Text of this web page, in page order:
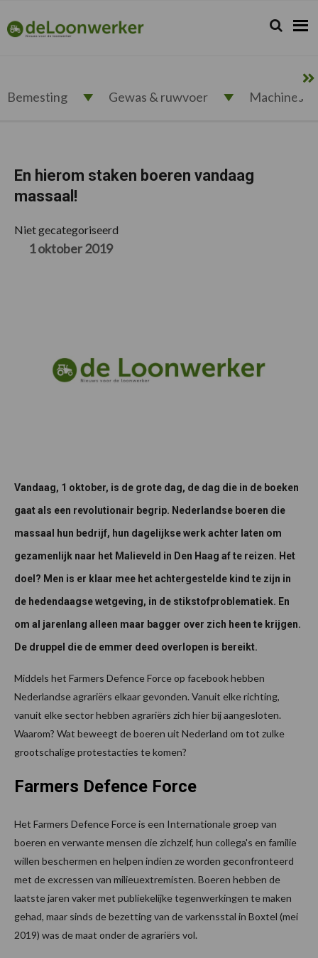
de
hoofdnavigatie
de
hoofd
de
eerste
de
voettekst
deloonwerker.nl Zoeken...
Zoek
Bemesting Gewas & ruwvoer Machines
En hierom staken boeren vandaag
massaal!
Niet gecategoriseerd
1 oktober 2019
Vandaag, 1 oktober, is de grote dag, de dag die in de boeken
gaat als een revolutionair begrip. Nederlandse boeren die
massaal hun bedrijf, hun dagelijkse werk achter laten om
gezamenlijk naar het Malieveld in Den Haag af te reizen. Het
doel? Men is er klaar mee het achtergestelde kind te zijn in
de hedendaagse wetgeving, in de stikstofproblematiek. En
om al jarenlang alleen maar bagger over zich heen te krijgen.
De druppel die de emmer deed overlopen is bereikt.
Middels het Farmers Defence Force op facebook hebben
Nederlandse agrariërs elkaar gevonden. Vanuit elke richting,
vanuit elke sector hebben agrariërs zich hier bij aangesloten.
Waarom? Wat beweegt de boeren uit Nederland om tot zulke
grootschalige protestacties te komen?
Farmers Defence Force
Het Farmers Defence Force is een Internationale groep van
boeren en verwante mensen die zichzelf, hun collega's en familie
willen beschermen en helpen indien ze worden geconfronteerd
met de excressen van milieuextremisten. Boeren hebben de
laatste jaren vaker met publiekelijke tegenwerkingen te maken
gehad, maar sinds de bezetting van de varkensstal in Boxtel (mei
2019) was de maat onder de agrariërs vol.